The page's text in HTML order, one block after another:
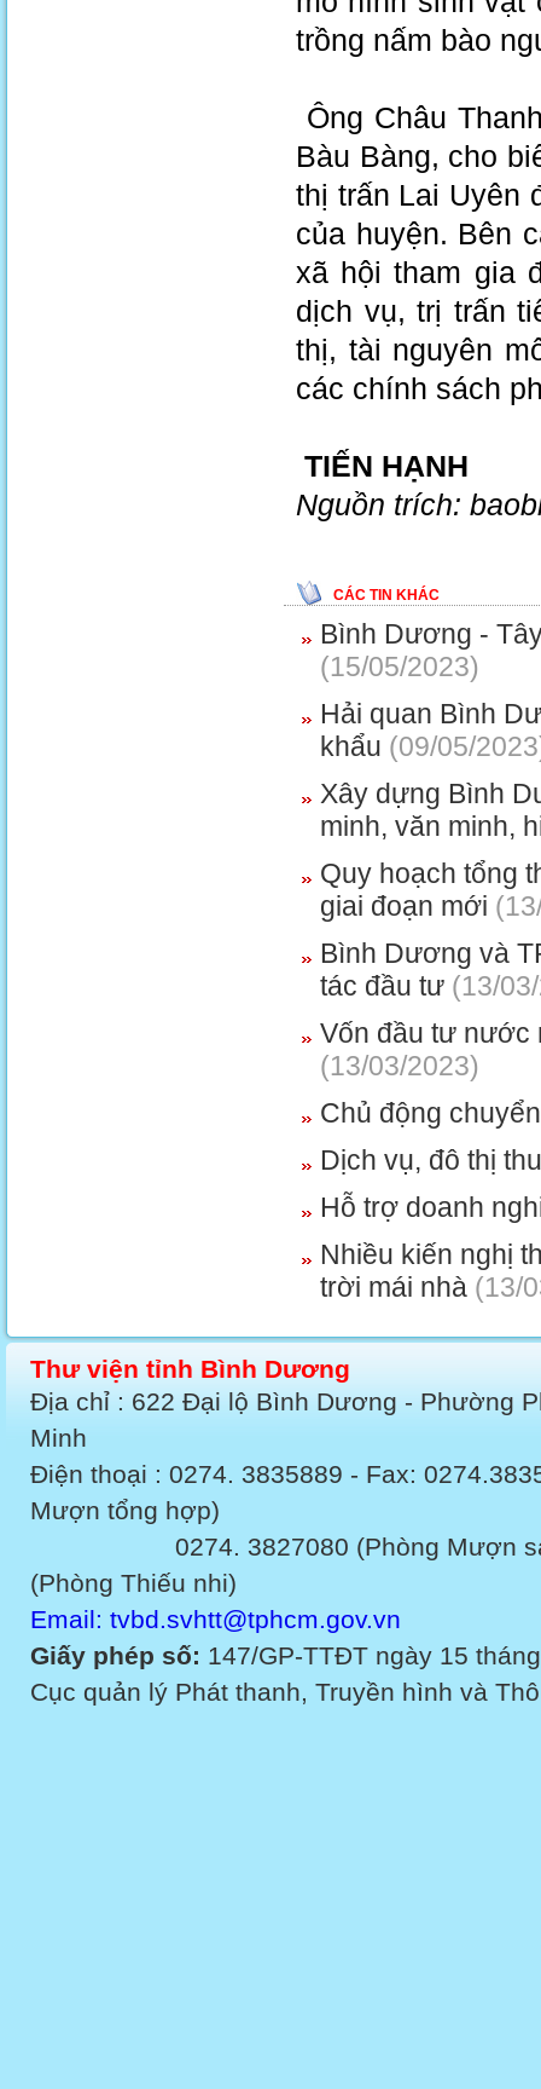
trồng nấm bào
Ông Châu
Bàu Bàng, cho
thị trấn Lai Uyên
của huyện. Bên
xã hội tham gia
dịch vụ, trị trấn
thị, tài nguyên
các chính sách
TIẾN HẠNH
Nguồn trích:
CÁC TIN KHÁC
Bình Dương -
(15/05/2023)
Hải quan Bình
khẩu (09/05/
Xây dựng Bình
minh, văn minh,
Quy hoạch tổng
giai đoạn mới
Bình Dương và
tác đầu tư (13/
Vốn đầu tư nước
(13/03/2023)
Chủ động
Dịch vụ, đô thị
Hỗ trợ doanh
Nhiều kiến nghị
trời mái nhà (13/
Thư viện tỉnh Bình Dương
Địa chỉ : 622 Đại lộ Bình Dương - Phường
Minh
Điện thoại : 0274. 3835889 - Fax:
Mượn tổng hợp)
0274. 3827080 (Phòng Mượn sách
(Phòng Thiếu nhi)
Email: tvbd.svhtt@tphcm.gov.vn
Giấy phép số: 147/GP-TTĐT ngày 15
Cục quản lý Phát thanh, Truyền hình và